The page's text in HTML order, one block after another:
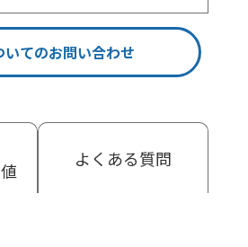
いてのお問い合わせ
よくある質問